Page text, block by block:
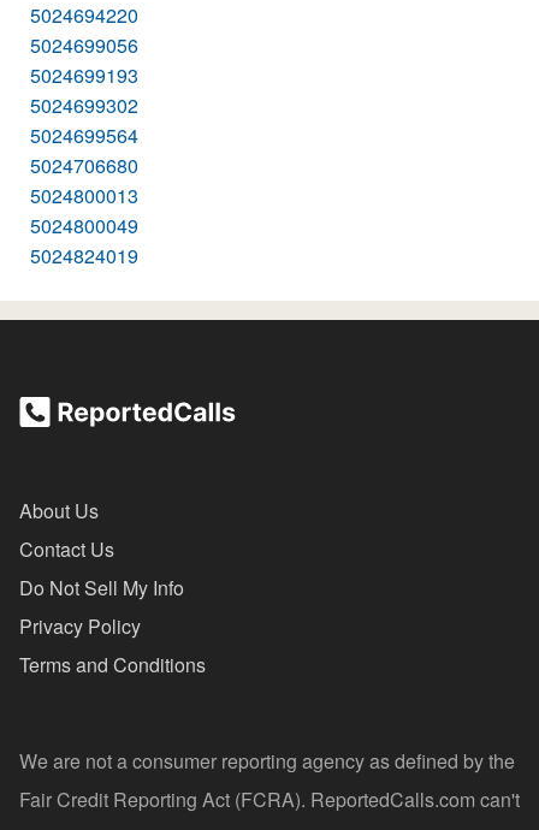
5024694220
5024699056
5024699193
5024699302
5024699564
5024706680
5024800013
5024800049
5024824019
About Us
Contact Us
Do Not Sell My Info
Privacy Policy
Terms and Conditions
We are not a consumer reporting agency as defined by the
Fair Credit Reporting Act (FCRA). ReportedCalls.com can't